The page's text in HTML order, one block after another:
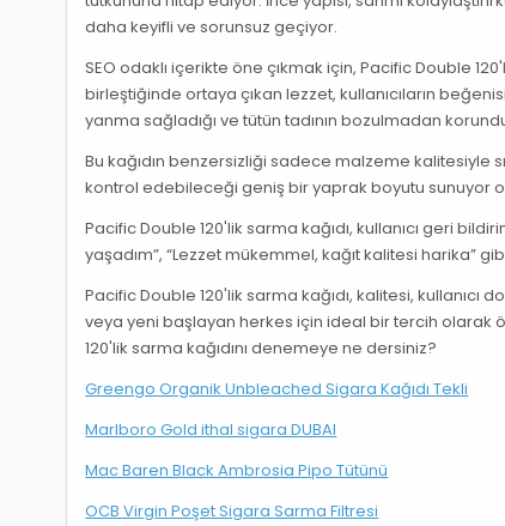
daha keyifli ve sorunsuz geçiyor.
SEO odaklı içerikte öne çıkmak için, Pacific Double
birleştiğinde ortaya çıkan lezzet, kullanıcıların
yanma sağladığı ve tütün tadının bozulmadan
Bu kağıdın benzersizliği sadece malzeme kalitesiyle
kontrol edebileceği geniş bir yaprak boyutu sunuyor
Pacific Double 120'lik sarma kağıdı, kullanıcı geri
yaşadım”, “Lezzet mükemmel, kağıt kalitesi harika”
Pacific Double 120'lik sarma kağıdı, kalitesi, kullanıcı
veya yeni başlayan herkes için ideal bir tercih olarak
120'lik sarma kağıdını denemeye ne dersiniz?
Greengo Organik Unbleached Sigara Kağıdı Tekli
Marlboro Gold ithal sigara DUBAI
Mac Baren Black Ambrosia Pipo Tütünü
OCB Virgin Poşet Sigara Sarma Filtresi